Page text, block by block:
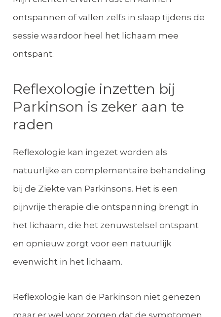
ontspannen of vallen zelfs in slaap tijdens de
sessie waardoor heel het lichaam mee
ontspant.
Reflexologie inzetten bij
Parkinson is zeker aan te
raden
Reflexologie kan ingezet worden als
natuurlijke en complementaire behandeling
bij de Ziekte van Parkinsons. Het is een
pijnvrije therapie die ontspanning brengt in
het lichaam, die het zenuwstelsel ontspant
en opnieuw zorgt voor een natuurlijk
evenwicht in het lichaam.
Reflexologie kan de Parkinson niet genezen
maar er wel voor zorgen dat de symptomen